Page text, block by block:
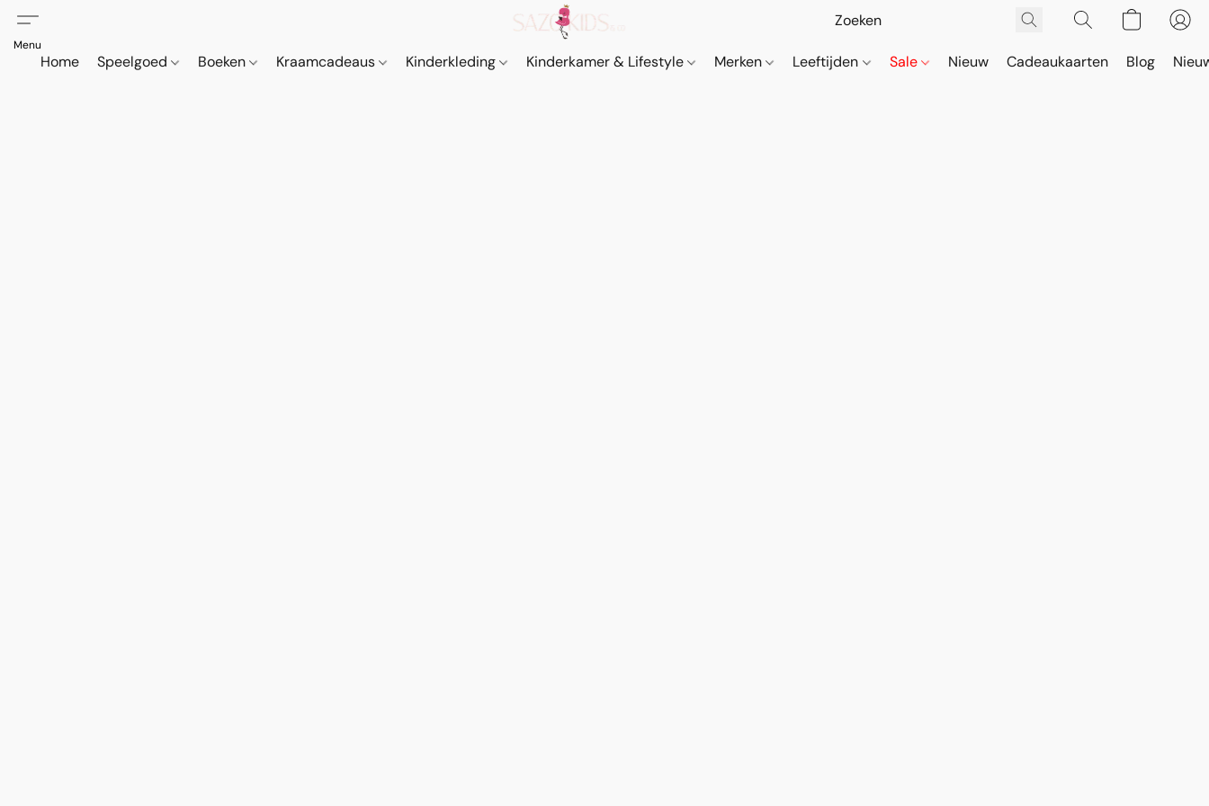
Home Speelgoed Boeken Kraamcadeaus Kinderkleding Kinderkamer & Lifestyle Merken Leeftijden Sale Nieuw Cadeaukaarten Blog